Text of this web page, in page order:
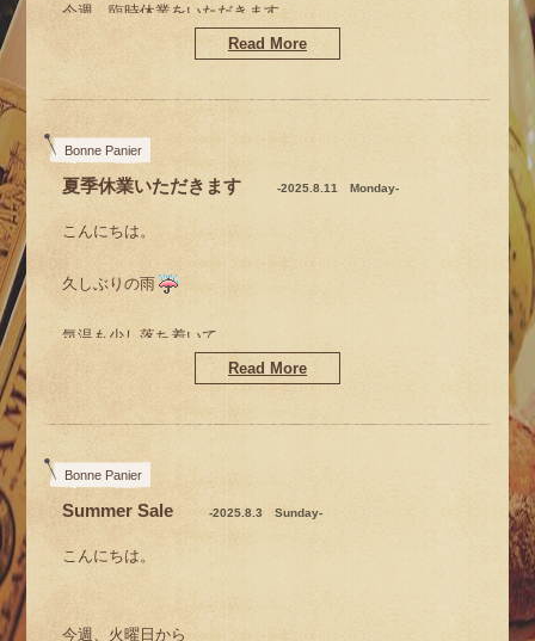
ご近所さんにいただいた
大好きなイチジクとベリーで
癒しパフェ
今週、臨時休業をいただきます。
Read More
Bonne Panier
夏季休業いただきます -2025.8.11 Monday-
こんにちは。
久しぶりの雨
気温も少し落ち着いて
今日はちょっとだけ過ごしやすかったですね。
雨はヤダけどね(^▽^;)
先週の火曜日から
Summer Sale がはじまりました
Read More
Bonne Panier
Summer Sale -2025.8.3 Sunday-
こんにちは。
今週、火曜日から